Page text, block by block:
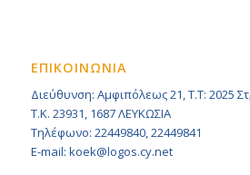
ΕΠΙΚΟΙΝΩΝΙΑ
Διεύθυνση: Αμφιπόλεως 21, Τ.Τ: 2025
Τ.Κ. 23931, 1687 ΛΕΥΚΩΣΙΑ
Τηλέφωνο: 22449840, 22449841
E-mail: koek@logos.cy.net